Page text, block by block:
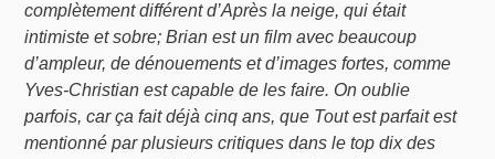
complètement différent d’Après la neige, qui était
intimiste et sobre; Brian est un film avec beaucoup
d’ampleur, de dénouements et d’images fortes, comme
Yves-Christian est capable de les faire. On oublie
parfois, car ça fait déjà cinq ans, que Tout est parfait est
mentionné par plusieurs critiques dans le top dix des